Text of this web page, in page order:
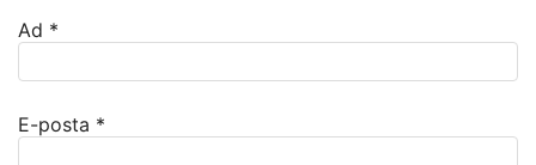
Ad *
E-posta *